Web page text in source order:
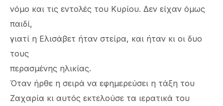
νόμο και τις εντολές του Κυρίου. Δεν είχαν όμως
παιδί,
γιατί η Ελισάβετ ήταν στείρα, και ήταν κι οι δυο
τους
περασμένης ηλικίας.
Όταν ήρθε η σειρά να εφημερεύσει η τάξη του
Ζαχαρία κι αυτός εκτελούσε τα ιερατικά του